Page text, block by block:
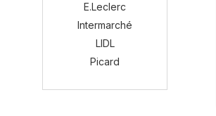
E.Leclerc
Intermarché
LIDL
Picard